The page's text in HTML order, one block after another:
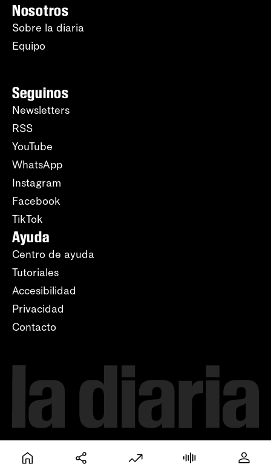
Nosotros
Sobre la diaria
Equipo
Seguinos
Newsletters
RSS
YouTube
WhatsApp
Instagram
Facebook
TikTok
Ayuda
Centro de ayuda
Tutoriales
Accesibilidad
Privacidad
Contacto